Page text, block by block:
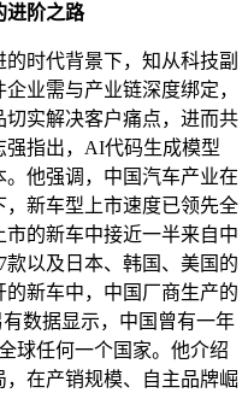
进阶之路
时代背景下，知从科技副
业需与产业链深度绑定，
实解决客户痛点，进而共
强指出，AI代码生成模型
他强调，中国汽车产业在
新车型上市速度已领先全
的新车中接近一半来自中
款以及日本、韩国、美国的
的新车中，中国厂商生产的
数据显示，中国曾有一年
球任何一个国家。他介绍
在产销规模、自主品牌崛